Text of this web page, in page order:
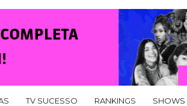
TV SUCESSO RANKINGS SHOWS